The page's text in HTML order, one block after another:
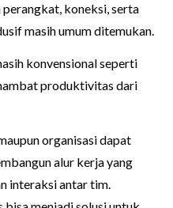
koneksi, serta
masih umum ditemukan.
konvensional seperti
produktivitas dari
organisasi dapat
alur kerja yang
interaksi antar tim.